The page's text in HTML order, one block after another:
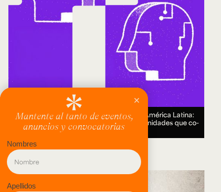
Encuentro Humanidades Digitales en América Latina:
genealogías, conocimiento abierto y comunidades que co-
crean.18 AUG 2026.
evento